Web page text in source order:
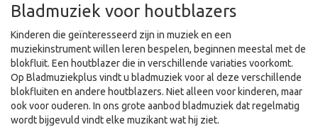
Bladmuziek voor houtblazers
Kinderen die geïnteresseerd zijn in muziek en een
muziekinstrument willen leren bespelen, beginnen meestal met de
blokfluit. Een houtblazer die in verschillende variaties voorkomt.
Op Bladmuziekplus vindt u bladmuziek voor al deze verschillende
blokfluiten en andere houtblazers. Niet alleen voor kinderen, maar
ook voor ouderen. In ons grote aanbod bladmuziek dat regelmatig
wordt bijgevuld vindt elke muzikant wat hij ziet.